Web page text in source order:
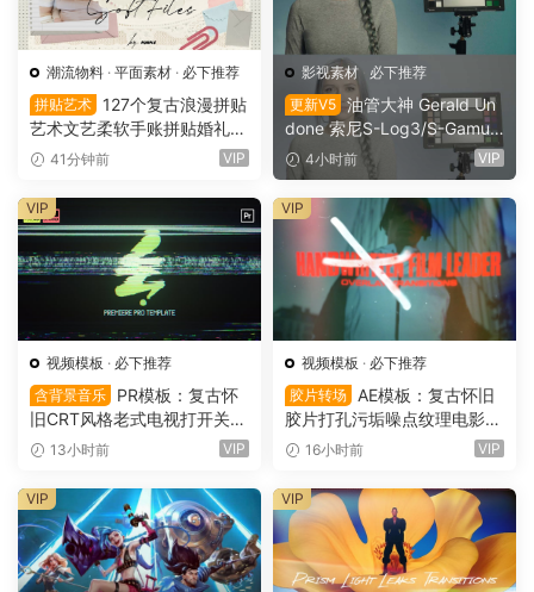
潮流物料 · 平面素材 · 必下推荐
拼贴艺术
127个复古浪漫拼贴
艺术文艺柔软手账拼贴婚礼纸
张边框信封蕾丝蝴蝶结小物件
oft Files: Minimal Archive Co
llage（16152）
41分钟前 VIP
影视素材 · 必下推荐
更新V5 油管大神 Gerald Un
done 索尼S-Log3/S-Gamut
3.Cine素材色彩还原、监看L
UT调色预设 Gerald Undone
– S-Log3 LUT Pack（1260
2）
4小时前 VIP
视频模板 · 必下推荐
含背景音乐
PR模板：复古怀
旧CRT风格老式电视打开关闭
LOGO动画展示（16151）
13小时前 VIP
VIP
视频模板 · 必下推荐
胶片转场
AE模板：复古怀旧
胶片打孔污垢噪点纹理电影帧
叠加电影短片剪辑转场过渡
16小时前 VIP
VIP
VIP VIP